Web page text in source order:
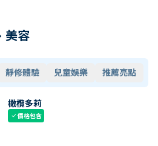
美容
靜修體驗 兒童娛樂 推薦亮點
橄欖多莉
check價格包含